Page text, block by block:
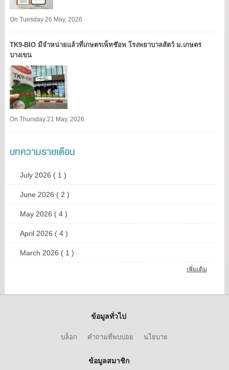
On Tuesday 26 May, 2026
TK9​-BIO มีจำหน่ายแล้วที่เกษตรเพ็ทช๊อพ โรงพยาบาลสัตว์ ม.เกษตร
บางเขน​
On Thursday 21 May, 2026
บทความรายเดือน
July 2026 ( 1 )
June 2026 ( 2 )
May 2026 ( 4 )
April 2026 ( 4 )
March 2026 ( 1 )
เพิ่มเติม
ข้อมูลทั่วไป
บล็อก คำถามที่พบบ่อย นโยบาย
ข้อมูลสมาชิก